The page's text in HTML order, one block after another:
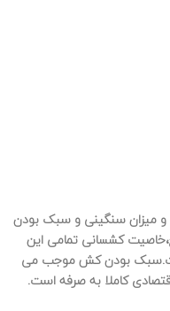
و میزان سنگینی و سبک بودن
کشسانی تمامی این
بودن کش موجب می
کاملا به صرفه است.